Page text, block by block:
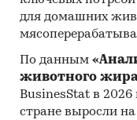
зарубежных
Единицы
Количественные
рассчитаны в м2,
рублях
для домашних
По данным
животного жира
BusinesStat в 2026
стране выросли